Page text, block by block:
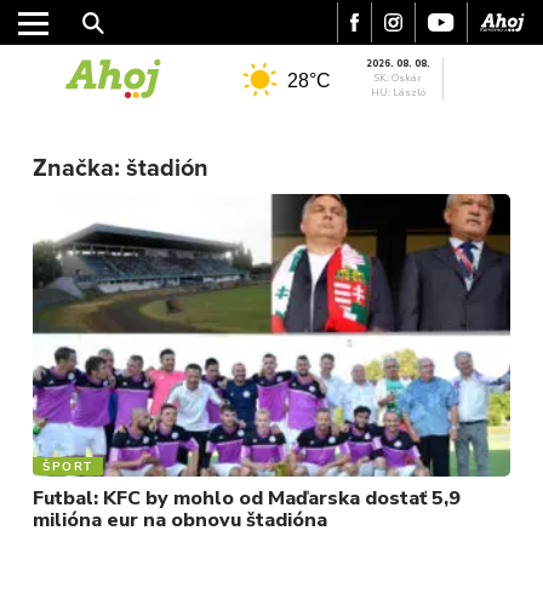
REGIÓN
ŠPORT
KULTÚRA
FOTKY
VIDEO
MIX
28°C
2026. 08. 08.
SK: Oskár
HU: László
Značka: štadión
ŠPORT
Futbal: KFC by mohlo od Maďarska dostať 5,9
milióna eur na obnovu štadióna